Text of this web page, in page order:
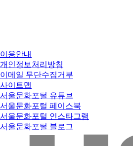
이용안내
개인정보처리방침
이메일 무단수집거부
사이트맵
서울문화포털 유튜브
서울문화포털 페이스북
서울문화포털 인스타그램
서울문화포털 블로그